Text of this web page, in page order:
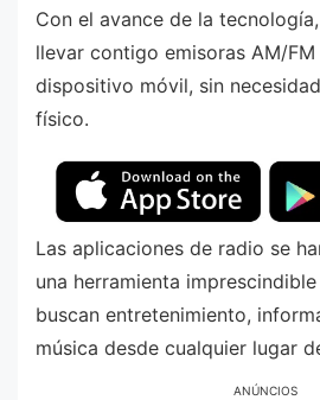
Con el avance de la
llevar contigo emisoras AM/
dispositivo móvil, sin
físico.
Las aplicaciones de radio se
una herramienta
buscan entretenimiento,
música desde cualquier lugar
ANÚNCIOS